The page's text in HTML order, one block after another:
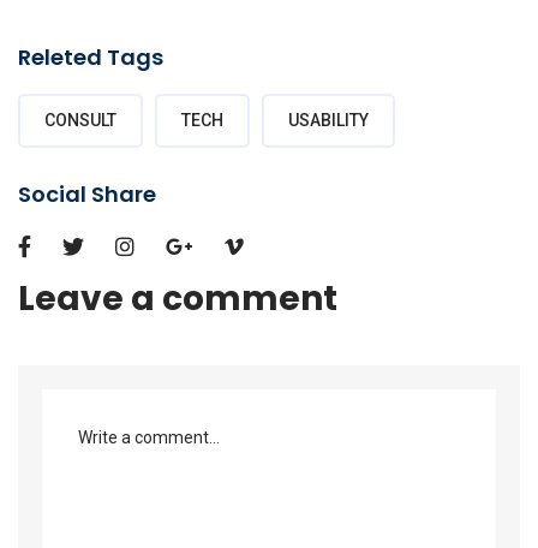
Releted Tags
CONSULT TECH USABILITY
Social Share
Leave a comment